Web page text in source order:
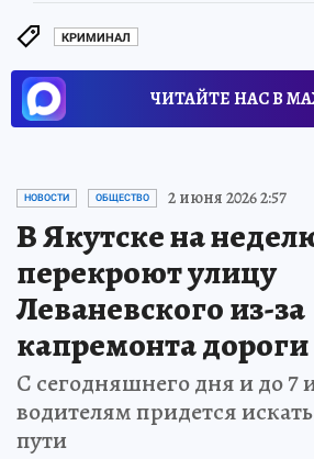
КРИМИНАЛ
ЧИТАЙТЕ НАС В
НОВОСТИ ОБЩЕСТВО 2 июня 2026 2:57
В Якутске на
перекроют улицу
Леваневского из-за
капремонта дороги
С сегодняшнего дня и до 7
водителям придется
пути